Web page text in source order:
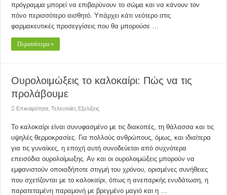
πρόγραμμα μπορεί να επιβαρύνουν το σώμα και να κάνουν τον
πόνο περισσότερο αισθητό. Υπάρχει κάτι νεότερο στις
φαρμακευτικές προσεγγίσεις που θα μπορούσε …
Περισσότερα »
Ουρολοιμώξεις το καλοκαίρι: Πώς να τις
προλάβουμε
Επικαιρότητα ,Τελευταίες Εξελίξεις
Το καλοκαίρι είναι συνυφασμένο με τις διακοπές, τη θάλασσα και τις
υψηλές θερμοκρασίες. Για πολλούς ανθρώπους, όμως, και ιδιαίτερα
για τις γυναίκες, η εποχή αυτή συνοδεύεται από συχνότερα
επεισόδια ουρολοίμωξης. Αν και οι ουρολοιμώξεις μπορούν να
εμφανιστούν οποιαδήποτε στιγμή του χρόνου, ορισμένες συνήθειες
που σχετίζονται με το καλοκαίρι, όπως η ανεπαρκής ενυδάτωση, η
παρατεταμένη παραμονή με βρεγμένο μαγιό και η …